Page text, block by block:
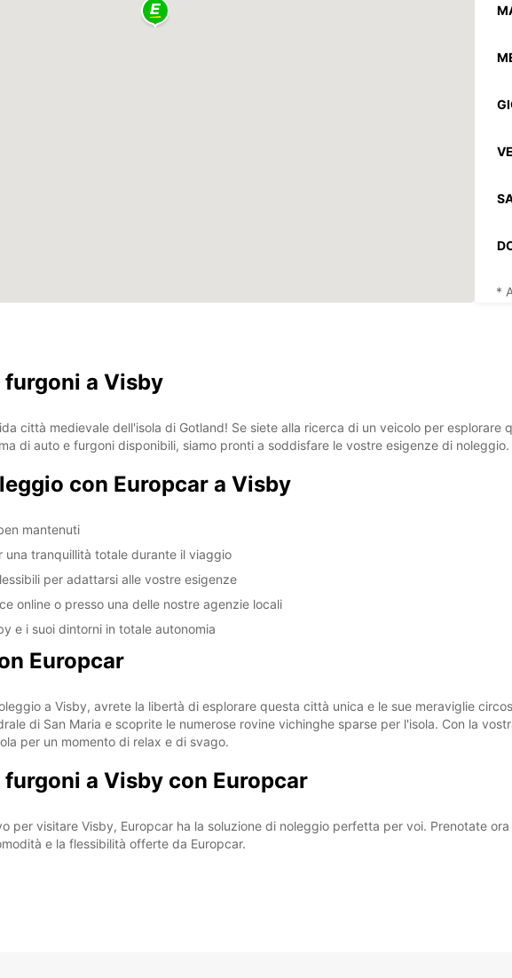
*
a Visby
città medievale dell'isola di Gotland! Se siete alla ricerca di un veicolo per
di auto e furgoni disponibili, siamo pronti a soddisfare le vostre esigenze di noleggio.
con Europcar a Visby
mantenuti
una tranquillità totale durante il viaggio
per adattarsi alle vostre esigenze
online o presso una delle nostre agenzie locali
e i suoi dintorni in totale autonomia
Europcar
a Visby, avrete la libertà di esplorare questa città unica e le sue meraviglie
di San Maria e scoprite le numerose rovine vichinghe sparse per l'isola. Con la
per un momento di relax e di svago.
a Visby con Europcar
per visitare Visby, Europcar ha la soluzione di noleggio perfetta per voi. Prenotate
e la flessibilità offerte da Europcar.